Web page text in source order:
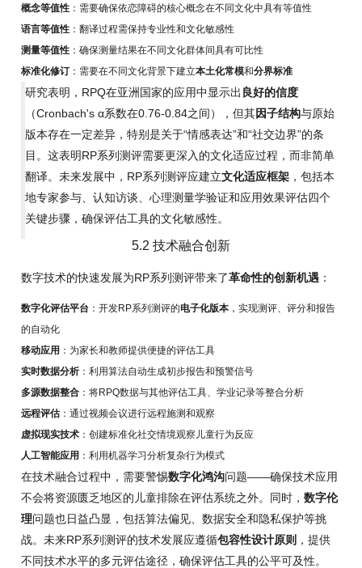
概念等值性 ：需要确保依恋障碍的核心概念在不同文化中具有等值性
语言等值性 ：翻译过程需保持专业性和文化敏感性
测量等值性 ：确保测量结果在不同文化群体间具有可比性
标准化修订：需要在不同文化背景下建立本土化常模和分界标准
研究表明，RPQ在亚洲国家的应用中显示出 良好的信度
（Cronbach's α系数在0.76-0.84之间），但其因子结构与原始
版本存在一定差异，特别是关于“情感表达”和“社交边界”的条
目。这表明RP系列测评需要更深入的文化适应过程，而非简单
翻译。未来发展中，RP系列测评应建立文化适应框架 ，包括本
地专家参与、认知访谈、心理测量学验证和应用效果评估四个
关键步骤，确保评估工具的文化敏感性。
5.2 技术融合创新
数字技术的快速发展为RP系列测评带来了革命性的创新机遇 ：
数字化评估平台 ：开发RP系列测评的电子化版本 ，实现测评、评分和报告
的自动化
移动应用 ：为家长和教师提供便捷的评估工具
实时数据分析 ：利用算法自动生成初步报告和预警信号
多源数据整合 ：将RPQ数据与其他评估工具、学业记录等整合分析
远程评估：通过视频会议进行远程施测和观察
虚拟现实技术 ：创建标准化社交情境观察儿童行为反应
人工智能应用 ：利用机器学习分析复杂行为模式
在技术融合过程中，需要警惕数字化鸿沟问题——确保技术应用
不会将资源匮乏地区的儿童排除在评估系统之外。同时，数字伦
理问题也日益凸显，包括算法偏见、数据安全和隐私保护等挑
战。未来RP系列测评的技术发展应遵循包容性设计原则 ，提供
不同技术水平的多元评估途径，确保评估工具的公平可及性。